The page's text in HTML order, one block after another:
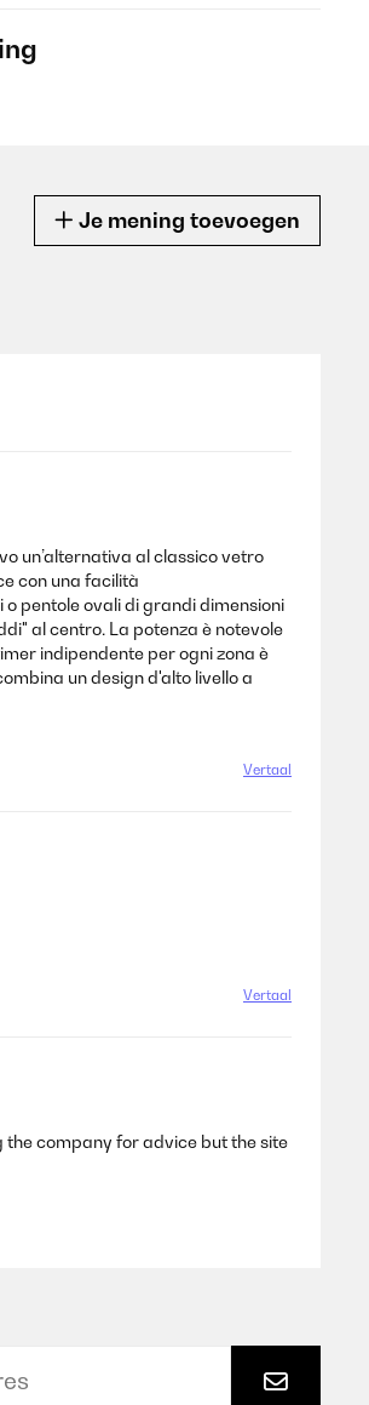
Je mening toevoegen
un’alternativa al classico vetro
con una facilità
pentole ovali di grandi dimensioni
al centro. La potenza è notevole
indipendente per ogni zona è
un design d'alto livello a
Vertaal
Vertaal
the company for advice but the site